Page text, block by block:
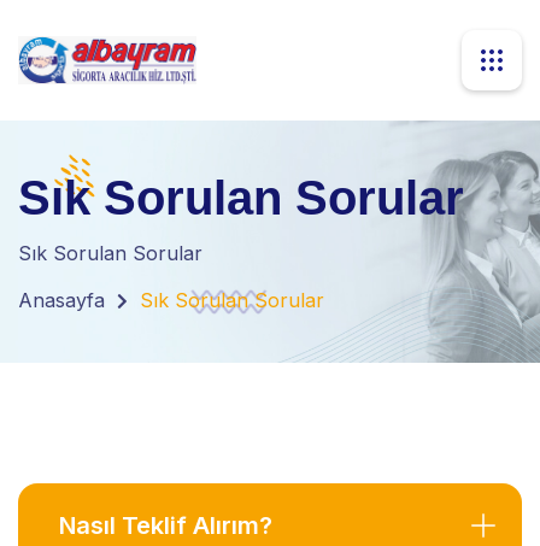
Sık Sorulan Sorular
Sık Sorulan Sorular
Anasayfa
Sık Sorulan Sorular
Nasıl Teklif Alırım?